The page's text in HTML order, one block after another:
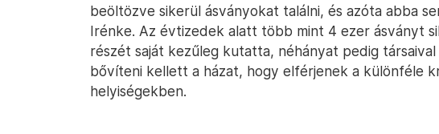
beöltözve sikerül ásványokat találni, és azóta abba
Irénke. Az évtizedek alatt több mint 4 ezer ásványt
részét saját kezűleg kutatta, néhányat pedig
bővíteni kellett a házat, hogy elférjenek a különféle
helyiségekben.